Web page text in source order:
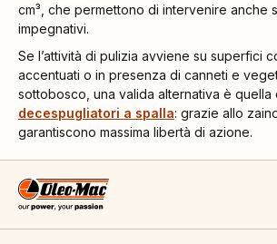
cm³, che permettono di intervenire anche
impegnativi.
Se l’attività di pulizia avviene su superfici
accentuati o in presenza di canneti e
sottobosco, una valida alternativa è quella
decespugliatori a spalla: grazie allo
garantiscono massima libertà di azione.